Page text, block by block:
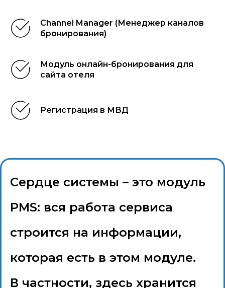
Channel Manager (Менеджер каналов
бронирования)
Модуль онлайн-бронирования для
сайта отеля
Регистрация в МВД
Сердце системы – это модуль
PMS: вся работа сервиса
строится на информации,
которая есть в этом модуле.
В частности, здесь хранится